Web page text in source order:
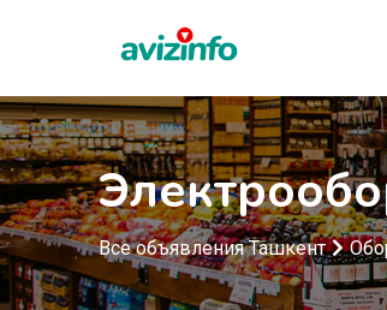
Все объявления Ташкент